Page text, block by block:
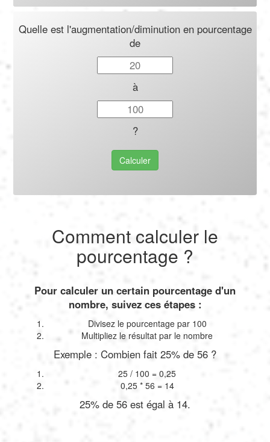
Quelle est l'augmentation/diminution en pourcentage
de
à
?
Calculer
Comment calculer le
pourcentage ?
Pour calculer un certain pourcentage d'un
nombre, suivez ces étapes :
Divisez le pourcentage par 100
Multipliez le résultat par le nombre
Exemple : Combien fait 25% de 56 ?
25 / 100 = 0,25
0,25 * 56 = 14
25% de 56 est égal à 14.